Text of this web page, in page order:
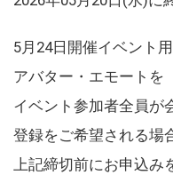
5月24日開催イベント
アバター・エモートを
イベント参加者全員が
登録をご希望される場
上記締切前にお申込